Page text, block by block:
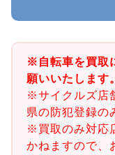
※自転車を買取
願いいたします。
※サイクルズ店
県の防犯登録の
※買取のみ対応
かねますので、